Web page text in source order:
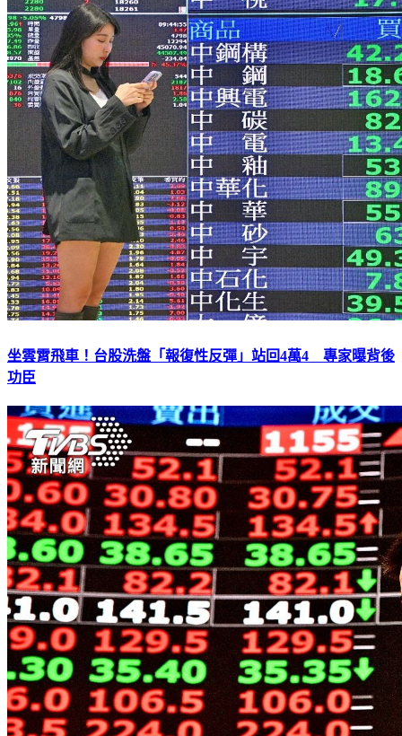
坐雲霄飛車！台股洗盤「報復性反彈」站回4萬4 專家曝背後
功臣